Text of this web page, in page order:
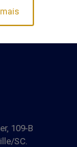
109-B
SC.